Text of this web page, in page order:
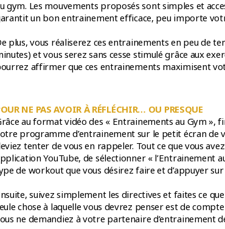
gym. Les mouvements proposés sont simples et
un bon entrainement efficace, peu importe
plus, vous réaliserez ces entrainements en peu de
et vous serez sans cesse stimulé grâce aux
affirmer que ces entrainements maximisent
NE PAS AVOIR À RÉFLÉCHIR… OU PRESQUE
au format vidéo des « Entrainements au Gym »,
programme d’entrainement sur le petit écran de
tenter de vous en rappeler. Tout ce que vous
YouTube, de sélectionner « l’Entrainement
de workout que vous désirez faire et d’appuyer sur
suivez simplement les directives et faites ce
chose à laquelle vous devrez penser est de
ne demandiez à votre partenaire d’entrainement